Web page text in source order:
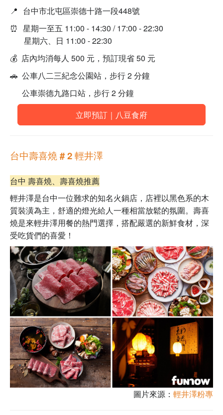
📍 台中市北屯區崇德十路一段448號
⏰ 星期一至五 11:00 - 14:30 / 17:00 - 22:30
星期六、日 11:00 - 22:30
💰 店內均消每人 500 元，預訂現省 50 元
🚗 公車八二三紀念公園站，步行 2 分鐘
公車崇德九路口站，步行 2 分鐘
立即預訂｜八豆食府
台中壽喜燒 # 2 輕井澤
台中 壽喜燒、壽喜燒推薦
輕井澤是台中一位難求的知名火鍋店，店裡以黑色系的木
質裝潢為主，舒適的燈光給人一種相當放鬆的氛圍。壽喜
燒是來輕井澤用餐的熱門選擇，搭配嚴選的新鮮食材，深
受吃貨們的喜愛！
圖片來源： 輕井澤粉專